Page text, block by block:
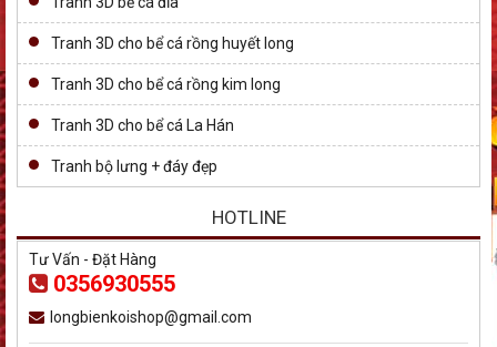
Tranh 3D cho bể cá rồng huyết long
Tranh 3D cho bể cá rồng kim long
Tranh 3D cho bể cá La Hán
Tranh bộ lưng + đáy đẹp
HOTLINE
Tư Vấn - Đặt Hàng
0356930555
longbienkoishop@gmail.com